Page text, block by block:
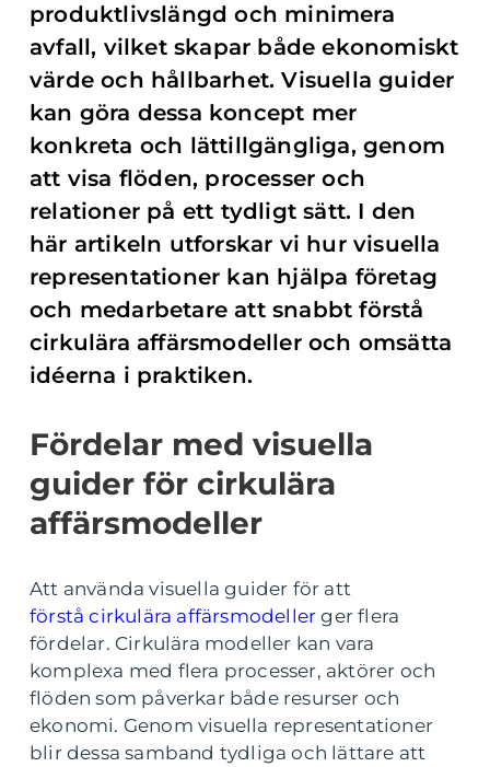
produktlivslängd och minimera
avfall, vilket skapar både ekonomiskt
värde och hållbarhet. Visuella guider
kan göra dessa koncept mer
konkreta och lättillgängliga, genom
att visa flöden, processer och
relationer på ett tydligt sätt. I den
här artikeln utforskar vi hur visuella
representationer kan hjälpa företag
och medarbetare att snabbt förstå
cirkulära affärsmodeller och omsätta
idéerna i praktiken.
Fördelar med visuella
guider för cirkulära
affärsmodeller
Att använda visuella guider för att
förstå cirkulära affärsmodeller ger flera
fördelar. Cirkulära modeller kan vara
komplexa med flera processer, aktörer och
flöden som påverkar både resurser och
ekonomi. Genom visuella representationer
blir dessa samband tydliga och lättare att